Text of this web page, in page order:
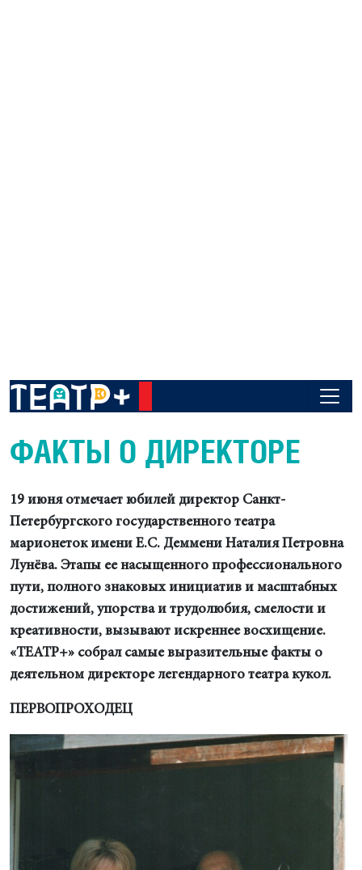
ФАКТЫ О ДИРЕКТОРЕ
19 июня отмечает юбилей директор Санкт-
Петербургского государственного театра
марионеток имени Е.С. Деммени Наталия Петровна
Лунёва. Этапы ее насыщенного профессионального
пути, полного знаковых инициатив и масштабных
достижений, упорства и трудолюбия, смелости и
креативности, вызывают искреннее восхищение.
«ТЕАТР+» собрал самые выразительные факты о
деятельном директоре легендарного театра кукол.
ПЕРВОПРОХОДЕЦ